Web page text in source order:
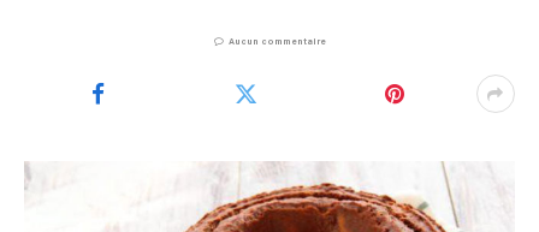
Aucun commentaire